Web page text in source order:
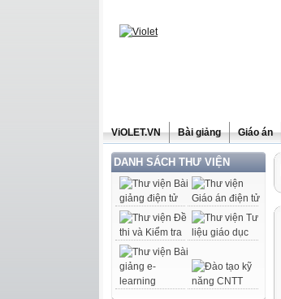
ViOLET.VN Bài giảng Giáo án
DANH SÁCH THƯ VIỆN